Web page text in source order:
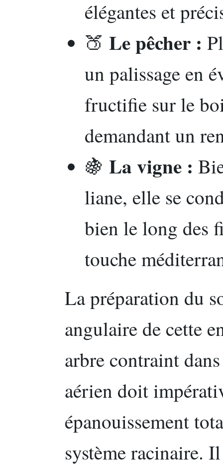
élégantes et
🍑 Le pêcher :
un palissage en
fructifie sur le
demandant un
🍇 La vigne :
liane, elle se
bien le long des
touche
La préparation du
angulaire de cette
arbre contraint
aérien doit
épanouissement
système racinaire.